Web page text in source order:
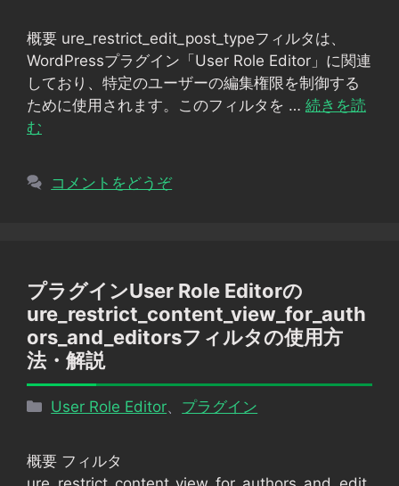
リ
ー
概要 ure_restrict_edit_post_typeフィルタは、
WordPressプラグイン「User Role Editor」に関連
しており、特定のユーザーの編集権限を制御する
ために使用されます。このフィルタを … 続きを読
む
コメントをどうぞ
プラグインUser Role Editorの
ure_restrict_content_view_for_auth
ors_and_editorsフィルタの使用方
法・解説
カ
リ
User Role Editor、 プラグイン
概要 フィルタ